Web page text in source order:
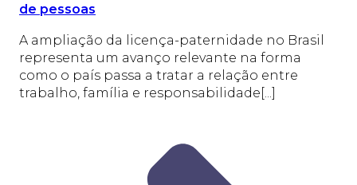
de pessoas
A ampliação da licença-paternidade no Brasil
representa um avanço relevante na forma
como o país passa a tratar a relação entre
trabalho, família e responsabilidade[...]